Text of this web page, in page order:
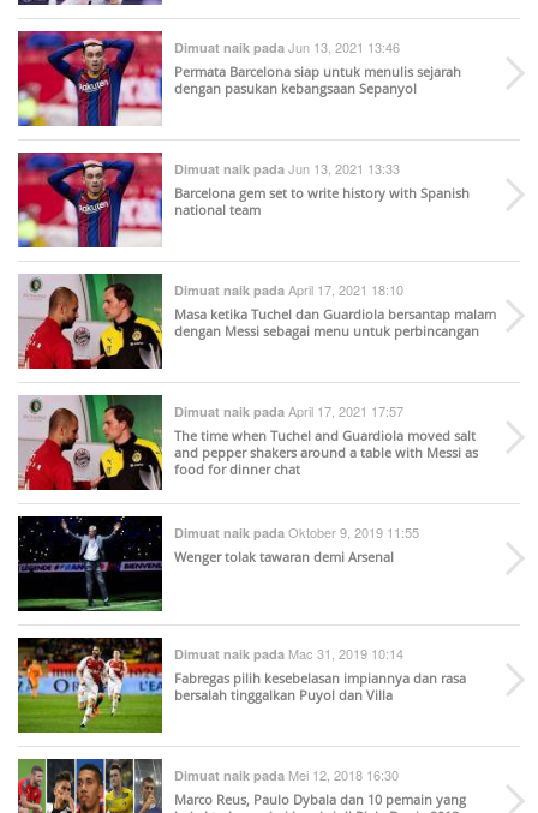
Dimuat naik pada Jun 13, 2021 13:46
Permata Barcelona siap untuk menulis sejarah
dengan pasukan kebangsaan Sepanyol
Dimuat naik pada Jun 13, 2021 13:33
Barcelona gem set to write history with Spanish
national team
Dimuat naik pada April 17, 2021 18:10
Masa ketika Tuchel dan Guardiola bersantap malam
dengan Messi sebagai menu untuk perbincangan
Dimuat naik pada April 17, 2021 17:57
The time when Tuchel and Guardiola moved salt
and pepper shakers around a table with Messi as
food for dinner chat
Dimuat naik pada Oktober 9, 2019 11:55
Wenger tolak tawaran demi Arsenal
Dimuat naik pada Mac 31, 2019 10:14
Fabregas pilih kesebelasan impiannya dan rasa
bersalah tinggalkan Puyol dan Villa
Dimuat naik pada Mei 12, 2018 16:30
Marco Reus, Paulo Dybala dan 10 pemain yang